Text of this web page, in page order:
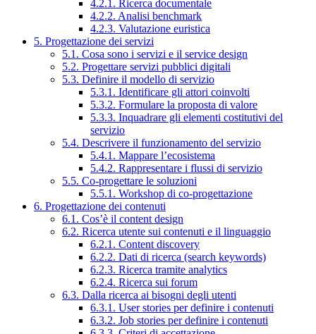
4.2.1. Ricerca documentale
4.2.2. Analisi benchmark
4.2.3. Valutazione euristica
5. Progettazione dei servizi
5.1. Cosa sono i servizi e il service design
5.2. Progettare servizi pubblici digitali
5.3. Definire il modello di servizio
5.3.1. Identificare gli attori coinvolti
5.3.2. Formulare la proposta di valore
5.3.3. Inquadrare gli elementi costitutivi del
servizio
5.4. Descrivere il funzionamento del servizio
5.4.1. Mappare l’ecosistema
5.4.2. Rappresentare i flussi di servizio
5.5. Co-progettare le soluzioni
5.5.1. Workshop di co-progettazione
6. Progettazione dei contenuti
6.1. Cos’è il content design
6.2. Ricerca utente sui contenuti e il linguaggio
6.2.1. Content discovery
6.2.2. Dati di ricerca (search keywords)
6.2.3. Ricerca tramite analytics
6.2.4. Ricerca sui forum
6.3. Dalla ricerca ai bisogni degli utenti
6.3.1. User stories per definire i contenuti
6.3.2. Job stories per definire i contenuti